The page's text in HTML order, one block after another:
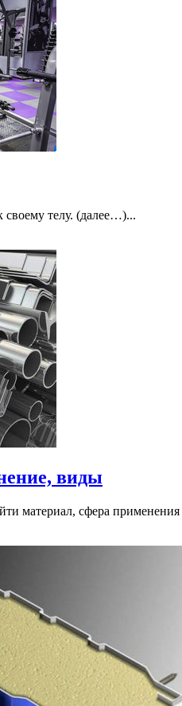
своему телу. (далее…)...
виды
материал, сфера